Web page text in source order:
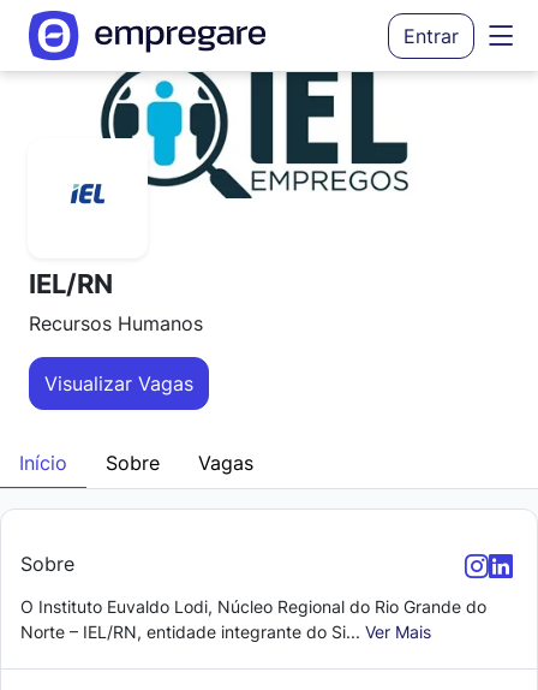
Entrar
IEL/RN
Recursos Humanos
Visualizar Vagas
Início Sobre Vagas
Sobre
O Instituto Euvaldo Lodi, Núcleo Regional do Rio Grande do
Norte – IEL/RN, entidade integrante do Si... Ver Mais